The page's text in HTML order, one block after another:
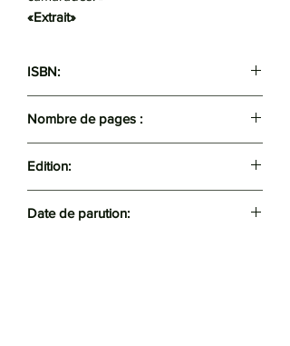
«Extrait»
ISBN:
Nombre de pages :
Edition:
Date de parution: